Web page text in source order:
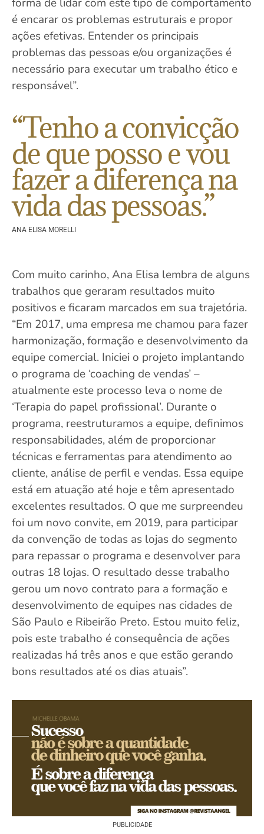
é encarar os problemas estruturais e propor
ações efetivas. Entender os principais
problemas das pessoas e/ou organizações é
necessário para executar um trabalho ético e
responsável”.
“Tenho a convicção
de que posso e vou
fazer a diferença na
vida das pessoas.”
ANA ELISA MORELLI
Com muito carinho, Ana Elisa lembra de alguns
trabalhos que geraram resultados muito
positivos e ficaram marcados em sua trajetória.
“Em 2017, uma empresa me chamou para fazer
harmonização, formação e desenvolvimento da
equipe comercial. Iniciei o projeto implantando
o programa de ‘coaching de vendas’ –
atualmente este processo leva o nome de
‘Terapia do papel profissional’. Durante o
programa, reestruturamos a equipe, definimos
responsabilidades, além de proporcionar
técnicas e ferramentas para atendimento ao
cliente, análise de perfil e vendas. Essa equipe
está em atuação até hoje e têm apresentado
excelentes resultados. O que me surpreendeu
foi um novo convite, em 2019, para participar
da convenção de todas as lojas do segmento
para repassar o programa e desenvolver para
outras 18 lojas. O resultado desse trabalho
gerou um novo contrato para a formação e
desenvolvimento de equipes nas cidades de
São Paulo e Ribeirão Preto. Estou muito feliz,
pois este trabalho é consequência de ações
realizadas há três anos e que estão gerando
bons resultados até os dias atuais”.
PUBLICIDADE